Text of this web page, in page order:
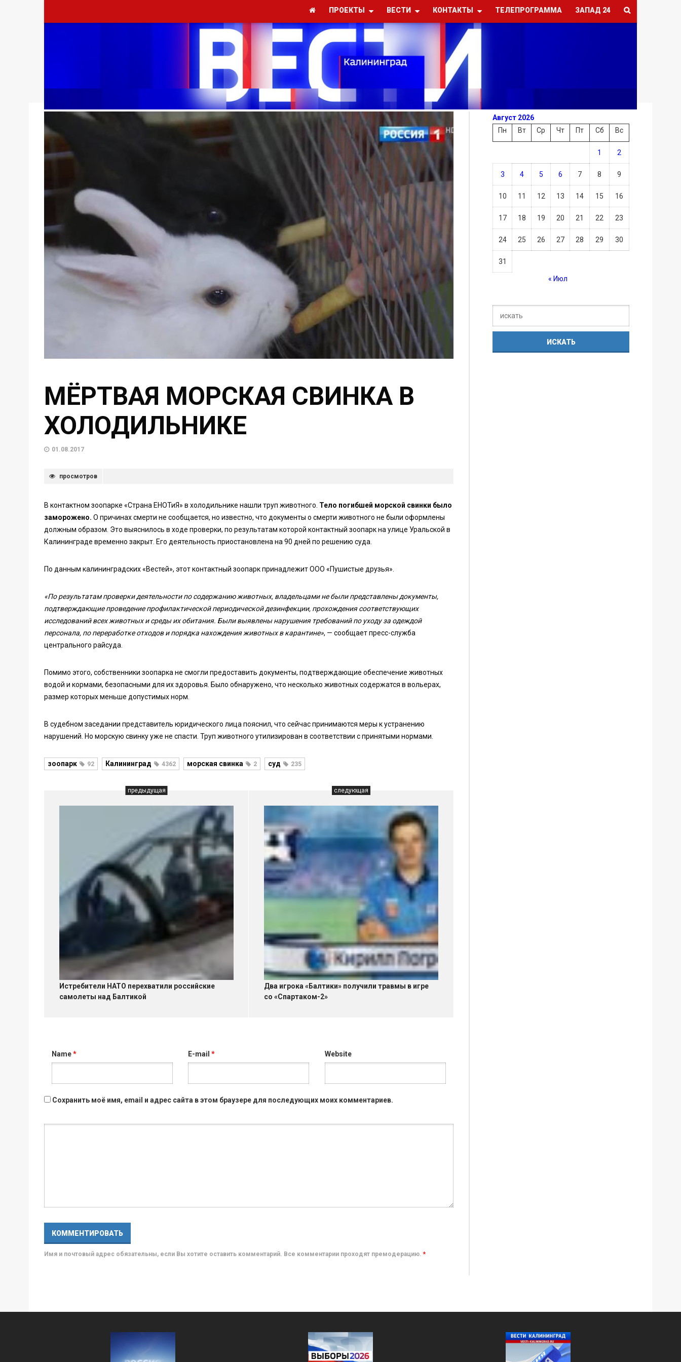
ПРОЕКТЫ ВЕСТИ КОНТАКТЫ ТЕЛЕПРОГРАММА ЗАПАД 24
МЁРТВАЯ МОРСКАЯ СВИНКА В
ХОЛОДИЛЬНИКЕ
01.08.2017
просмотров
В контактном зоопарке «Страна ЕНОТиЯ» в холодильнике нашли труп животного. Тело погибшей морской свинки было
заморожено. О причинах смерти не сообщается, но известно, что документы о смерти животного не были оформлены
должным образом. Это выяснилось в ходе проверки, по результатам которой контактный зоопарк на улице Уральской в
Калининграде временно закрыт. Его деятельность приостановлена на 90 дней по решению суда.
По данным калининградских «Вестей», этот контактный зоопарк принадлежит ООО «Пушистые друзья».
«По результатам проверки деятельности по содержанию животных, владельцами не были представлены документы,
подтверждающие проведение профилактической периодической дезинфекции, прохождения соответствующих
исследований всех животных и среды их обитания. Были выявлены нарушения требований по уходу за одеждой
персонала, по переработке отходов и порядка нахождения животных в карантине», — сообщает пресс-служба
центрального райсуда.
Помимо этого, собственники зоопарка не смогли предоставить документы, подтверждающие обеспечение животных
водой и кормами, безопасными для их здоровья. Было обнаружено, что несколько животных содержатся в вольерах,
размер которых меньше допустимых норм.
В судебном заседании представитель юридического лица пояснил, что сейчас принимаются меры к устранению
нарушений. Но морскую свинку уже не спасти. Труп животного утилизирован в соответствии с принятыми нормами.
зоопарк 92 Калининград 4362 морская свинка 2 суд 235
предыдущая
Истребители НАТО перехватили российские
самолеты над Балтикой
следующая
Два игрока «Балтики» получили травмы в игре
со «Спартаком-2»
Name* E-mail* Website
Сохранить моё имя, email и адрес сайта в этом браузере для последующих моих комментариев.
Имя и почтовый адрес обязательны, если Вы хотите оставить комментарий. Все комментарии проходят премодерацию. *
Август 2026
Пн
Вт Ср Чт Пт Сб Вс
1 2
3 4 5 6 7 8 9
10 11 12 13 14 15 16
17 18 19 20 21 22 23
24 25 26 27 28 29 30
31
« Июл